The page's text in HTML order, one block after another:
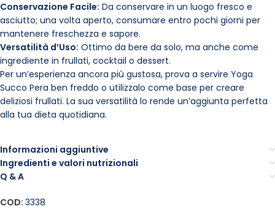
Conservazione Facile: Da conservare in un luogo fresco e
asciutto; una volta aperto, consumare entro pochi giorni per
mantenere freschezza e sapore.
Versatilità d’Uso: Ottimo da bere da solo, ma anche come
ingrediente in frullati, cocktail o dessert.
Per un’esperienza ancora più gustosa, prova a servire Yoga
Succo Pera ben freddo o utilizzalo come base per creare
deliziosi frullati. La sua versatilità lo rende un’aggiunta perfetta
alla tua dieta quotidiana.
Informazioni aggiuntive
Ingredienti e valori nutrizionali
Q & A
COD: 3338